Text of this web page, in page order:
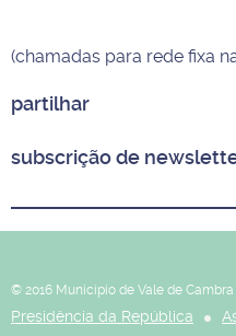
(chamadas para rede fixa
partilhar
subscrição de
© 2016 Município de Vale de
Presidência da República